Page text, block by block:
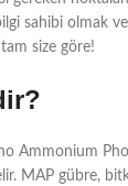
sahibi olmak
size göre!
Ammonium
MAP gübre,